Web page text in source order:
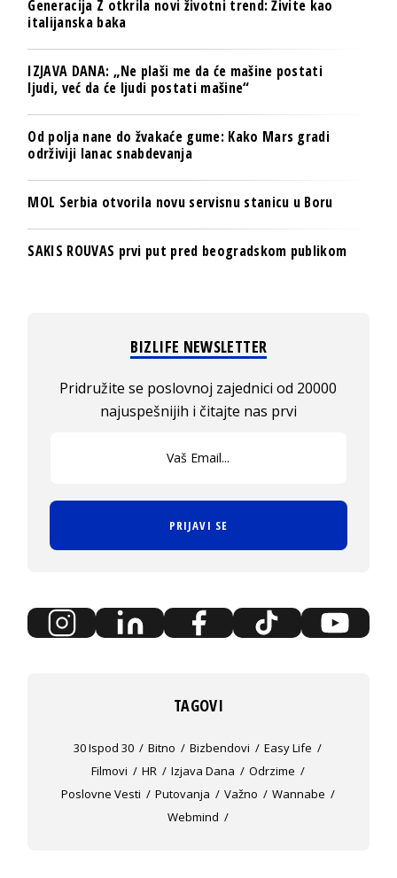
Generacija Z otkrila novi životni trend: Živite kao
italijanska baka
IZJAVA DANA: „Ne plaši me da će mašine postati
ljudi, već da će ljudi postati mašine“
Od polja nane do žvakaće gume: Kako Mars gradi
održiviji lanac snabdevanja
MOL Serbia otvorila novu servisnu stanicu u Boru
SAKIS ROUVAS prvi put pred beogradskom publikom
BIZLIFE NEWSLETTER
Pridružite se poslovnoj zajednici od 20000
najuspešnijih i čitajte nas prvi
PRIJAVI SE
TAGOVI
30 Ispod 30 Bitno Bizbendovi
Easy Life
Filmovi
HR Izjava Dana
Odrzime
Poslovne Vesti
Putovanja Važno
Wannabe
Webmind